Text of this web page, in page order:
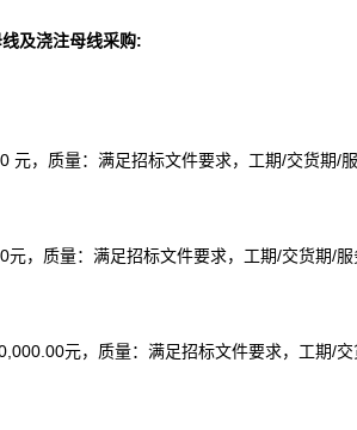
及浇注母线采购:
元，质量：满足招标文件要求，工期/交货期/
，质量：满足招标文件要求，工期/交货期/服
元，质量：满足招标文件要求，工期/交